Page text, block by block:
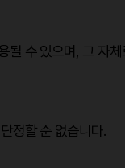
될 수 있으며, 그 자
정할 순 없습니다.